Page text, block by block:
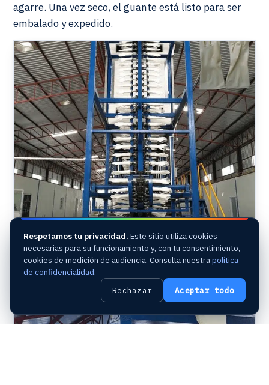
agarre. Una vez seco, el guante está listo para ser
embalado y expedido.
Proceso de fabricación de los guantes —
máquinas de producción
Respetamos tu privacidad. Este sitio utiliza cookies
necesarias para su funcionamiento y, con tu consentimiento,
cookies de medición de audiencia. Consulta nuestrapolítica
de confidencialidad.
Rechazar Aceptar todo